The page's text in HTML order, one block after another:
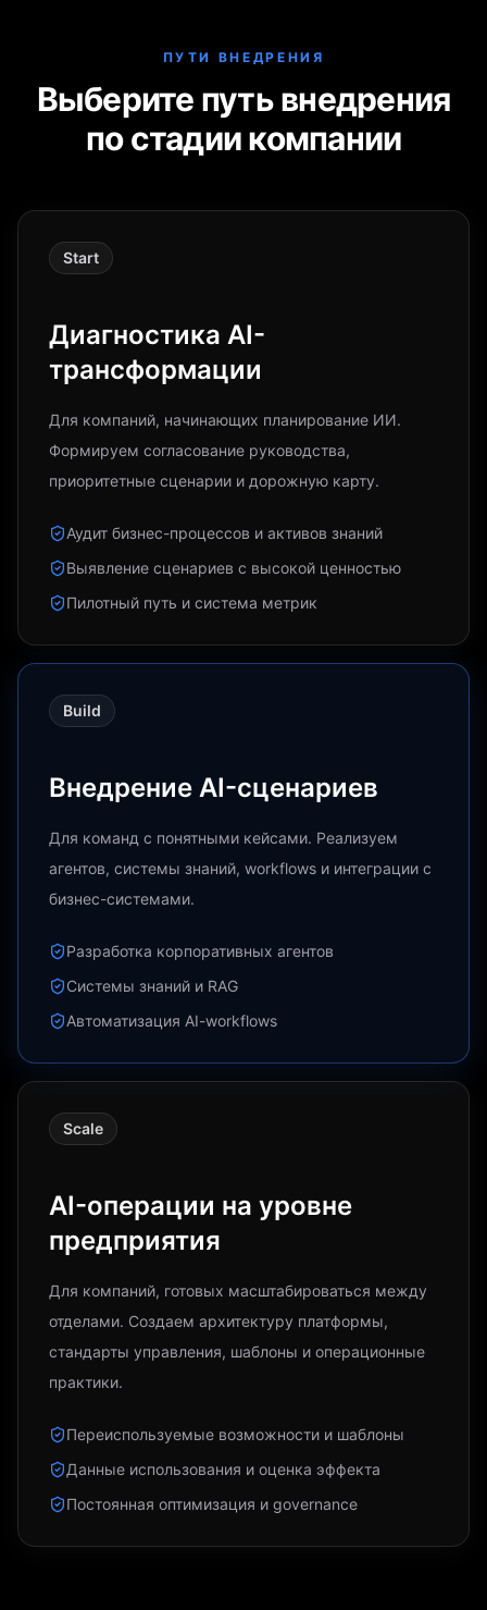
ПУТИ ВНЕДРЕНИЯ
Выберите путь внедрения
по стадии компании
Start
Диагностика AI-
трансформации
Для компаний, начинающих планирование ИИ.
Формируем согласование руководства,
приоритетные сценарии и дорожную карту.
Аудит бизнес-процессов и активов знаний
Выявление сценариев с высокой ценностью
Пилотный путь и система метрик
Build
Внедрение AI-сценариев
Для команд с понятными кейсами. Реализуем
агентов, системы знаний, workflows и интеграции с
бизнес-системами.
Разработка корпоративных агентов
Системы знаний и RAG
Автоматизация AI-workflows
Scale
AI-операции на уровне
предприятия
Для компаний, готовых масштабироваться между
отделами. Создаем архитектуру платформы,
стандарты управления, шаблоны и операционные
практики.
Переиспользуемые возможности и шаблоны
Данные использования и оценка эффекта
Постоянная оптимизация и governance